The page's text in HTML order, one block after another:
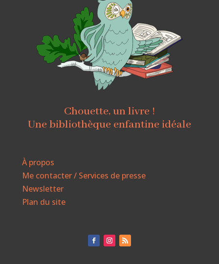
Chouette, un livre !
Une bibliothèque enfantine idéale
À propos
Me contacter / Services de presse
Newsletter
Plan du site